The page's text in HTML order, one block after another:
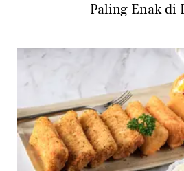
Paling Enak di